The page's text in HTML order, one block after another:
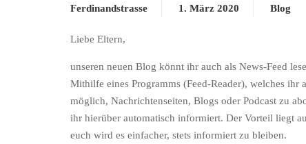
Ferdinandstrasse 1. März 2020 Blog
Liebe Eltern,
unseren neuen Blog könnt ihr auch als News-Feed
Mithilfe eines Programms (Feed-Reader), welches
möglich, Nachrichtenseiten, Blogs oder Podcast zu
ihr hierüber automatisch informiert. Der Vorteil liegt
euch wird es einfacher, stets informiert zu bleiben.